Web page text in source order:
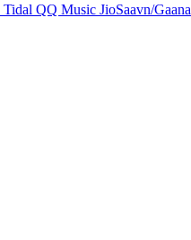
Tidal QQ Music JioSaavn/Gaana